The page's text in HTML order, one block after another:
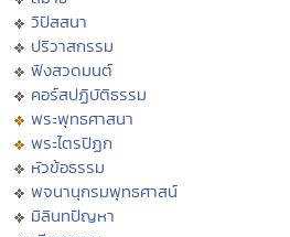
วิปัสสนา
ปริวาสกรรม
ฟังสวดมนต์
คอร์สปฏิบัติธรรม
พระพุทธศาสนา
พระไตรปิฏก
หัวข้อธรรม
พจนานุกรมพุทธศาสน์
มิลินทปัญหา